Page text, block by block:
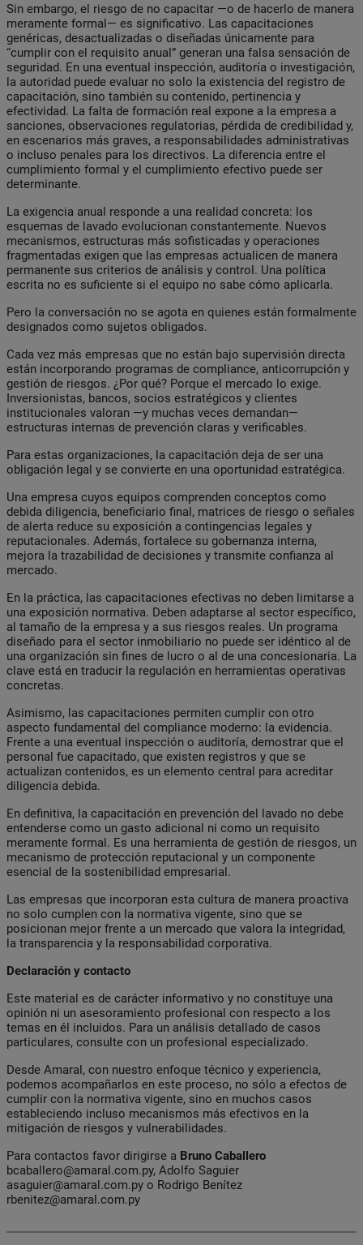
Sin embargo, el riesgo de no capacitar —o de hacerlo de manera
meramente formal— es significativo. Las capacitaciones
genéricas, desactualizadas o diseñadas únicamente para
“cumplir con el requisito anual” generan una falsa sensación de
seguridad. En una eventual inspección, auditoría o investigación,
la autoridad puede evaluar no solo la existencia del registro de
capacitación, sino también su contenido, pertinencia y
efectividad. La falta de formación real expone a la empresa a
sanciones, observaciones regulatorias, pérdida de credibilidad y,
en escenarios más graves, a responsabilidades administrativas
o incluso penales para los directivos. La diferencia entre el
cumplimiento formal y el cumplimiento efectivo puede ser
determinante.
La exigencia anual responde a una realidad concreta: los
esquemas de lavado evolucionan constantemente. Nuevos
mecanismos, estructuras más sofisticadas y operaciones
fragmentadas exigen que las empresas actualicen de manera
permanente sus criterios de análisis y control. Una política
escrita no es suficiente si el equipo no sabe cómo aplicarla.
Pero la conversación no se agota en quienes están formalmente
designados como sujetos obligados.
Cada vez más empresas que no están bajo supervisión directa
están incorporando programas de compliance, anticorrupción y
gestión de riesgos. ¿Por qué? Porque el mercado lo exige.
Inversionistas, bancos, socios estratégicos y clientes
institucionales valoran —y muchas veces demandan—
estructuras internas de prevención claras y verificables.
Para estas organizaciones, la capacitación deja de ser una
obligación legal y se convierte en una oportunidad estratégica.
Una empresa cuyos equipos comprenden conceptos como
debida diligencia, beneficiario final, matrices de riesgo o señales
de alerta reduce su exposición a contingencias legales y
reputacionales. Además, fortalece su gobernanza interna,
mejora la trazabilidad de decisiones y transmite confianza al
mercado.
En la práctica, las capacitaciones efectivas no deben limitarse a
una exposición normativa. Deben adaptarse al sector específico,
al tamaño de la empresa y a sus riesgos reales. Un programa
diseñado para el sector inmobiliario no puede ser idéntico al de
una organización sin fines de lucro o al de una concesionaria. La
clave está en traducir la regulación en herramientas operativas
concretas.
Asimismo, las capacitaciones permiten cumplir con otro
aspecto fundamental del compliance moderno: la evidencia.
Frente a una eventual inspección o auditoría, demostrar que el
personal fue capacitado, que existen registros y que se
actualizan contenidos, es un elemento central para acreditar
diligencia debida.
En definitiva, la capacitación en prevención del lavado no debe
entenderse como un gasto adicional ni como un requisito
meramente formal. Es una herramienta de gestión de riesgos, un
mecanismo de protección reputacional y un componente
esencial de la sostenibilidad empresarial.
Las empresas que incorporan esta cultura de manera proactiva
no solo cumplen con la normativa vigente, sino que se
posicionan mejor frente a un mercado que valora la integridad,
la transparencia y la responsabilidad corporativa.
Declaración y contacto
Este material es de carácter informativo y no constituye una
opinión ni un asesoramiento profesional con respecto a los
temas en él incluidos. Para un análisis detallado de casos
particulares, consulte con un profesional especializado.
Desde Amaral, con nuestro enfoque técnico y experiencia,
podemos acompañarlos en este proceso, no sólo a efectos de
cumplir con la normativa vigente, sino en muchos casos
estableciendo incluso mecanismos más efectivos en la
mitigación de riesgos y vulnerabilidades.
Para contactos favor dirigirse a Bruno Caballero
bcaballero@amaral.com.py, Adolfo Saguier
asaguier@amaral.com.py o Rodrigo Benítez
rbenitez@amaral.com.py